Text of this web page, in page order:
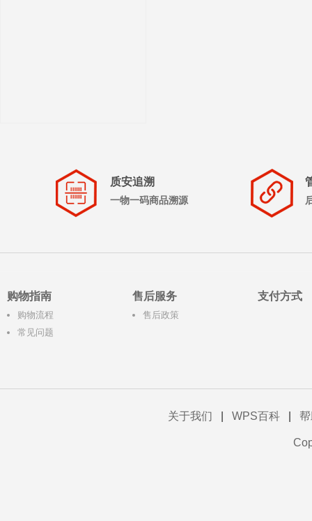
质安追溯
一物一码商品溯源
购物指南
购物流程
常见问题
售后服务
售后政策
支付方式
关于我们 WPS百科